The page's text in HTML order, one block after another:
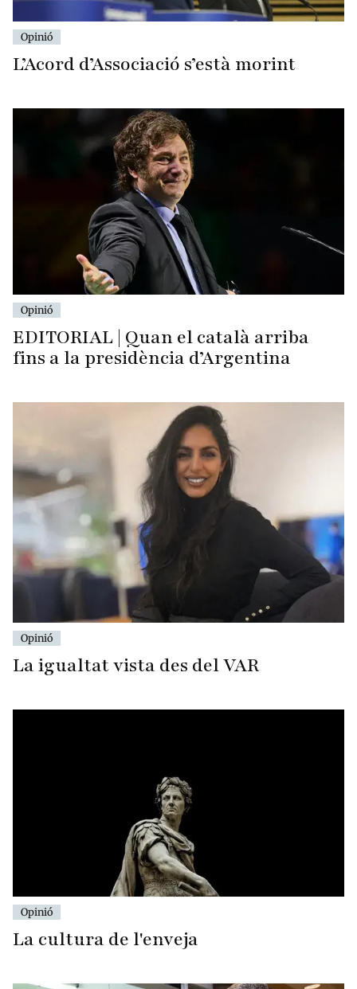
Opinió
L’Acord d’Associació s’està morint
Opinió
EDITORIAL | Quan el català arriba
fins a la presidència d’Argentina
Opinió
La igualtat vista des del VAR
Opinió
La cultura de l'enveja